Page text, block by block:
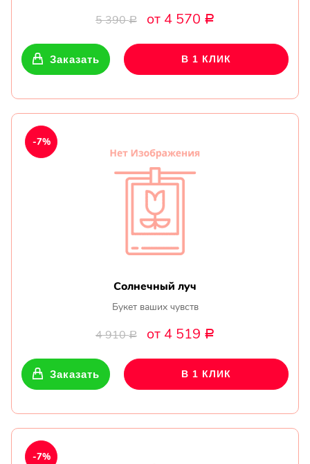
5 390Р от 4 570 Р
Заказать В 1 КЛИК
Солнечный луч
Букет ваших чувств
4 910Р от 4 519 Р
-7%
Заказать В 1 КЛИК
-7%